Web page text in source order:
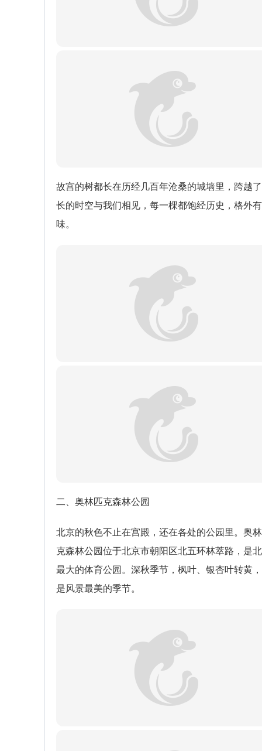
故宫的树都长在历经几百年沧桑的城墙里，跨越
长的时空与我们相见，每一棵都饱经历史，格外
味。
二、奥林匹克森林公园
北京的秋色不止在宫殿，还在各处的公园里。奥
克森林公园位于北京市朝阳区北五环林萃路，是
最大的体育公园。深秋季节，枫叶、银杏叶转黄
是风景最美的季节。